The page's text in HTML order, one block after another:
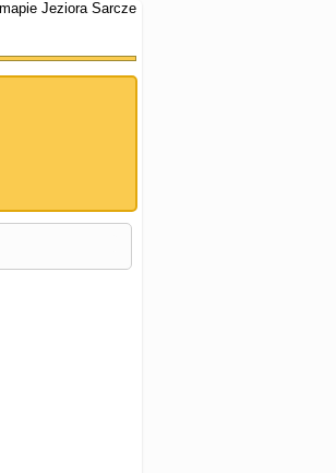
Jeziora Sarcze